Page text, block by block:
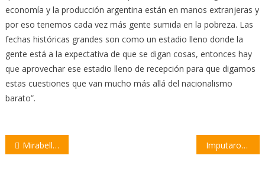
economía y la producción argentina están en manos extranjeras y
por eso tenemos cada vez más gente sumida en la pobreza. Las
fechas históricas grandes son como un estadio lleno donde la
gente está a la expectativa de que se digan cosas, entonces hay
que aprovechar ese estadio lleno de recepción para que digamos
estas cuestiones que van mucho más allá del nacionalismo
barato”.
Navegación
Mirabella participó en la audiencia convocada por la Corte Suprema por el cannabis medicinal Imputaron a Saín por irregularidades en la compra de armas cuando fue ministro